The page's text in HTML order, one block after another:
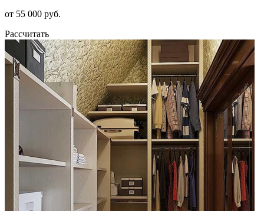
от 55 000 руб.
Рассчитать